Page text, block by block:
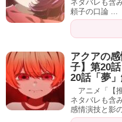
ネタバレも含
頼子の口論 ...
アクアの
子】第20
20話「夢
アニメ「【
ネタバレも含
感情演技と影